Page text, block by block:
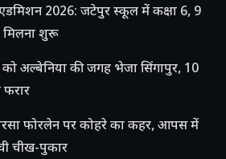
2026: जटेपुर स्कूल में कक्षा 6, 9
मिलना शुरू
अल्बेनिया की जगह भेजा सिंगापुर, 10
फोरलेन पर कोहरे का कहर, आपस में
चीख-पुकार